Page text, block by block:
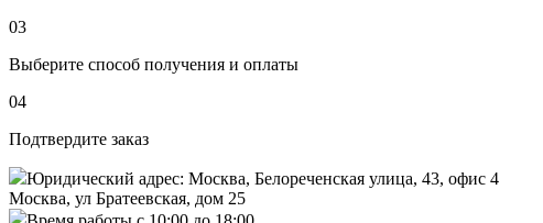
03
Выберите способ получения и оплаты
04
Подтвердите заказ
Юридический адрес: Москва, Белореченская улица, 43, офис 4
Москва, ул Братеевская, дом 25